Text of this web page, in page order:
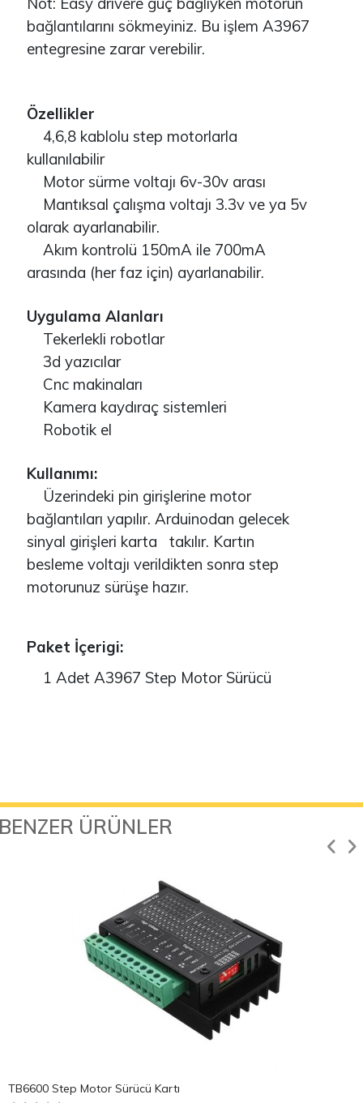
bağlantılarını sökmeyiniz. Bu işlem A3967
entegresine zarar verebilir.
Özellikler
4,6,8 kablolu step motorlarla
kullanılabilir
Motor sürme voltajı 6v-30v arası
Mantıksal çalışma voltajı 3.3v ve ya 5v
olarak ayarlanabilir.
Akım kontrolü 150mA ile 700mA
arasında (her faz için) ayarlanabilir.
Uygulama Alanları
Tekerlekli robotlar
3d yazıcılar
Cnc makinaları
Kamera kaydıraç sistemleri
Robotik el
Kullanımı:
Üzerindeki pin girişlerine motor
bağlantıları yapılır. Arduinodan gelecek
sinyal girişleri karta takılır. Kartın
besleme voltajı verildikten sonra step
motorunuz sürüşe hazır.
Paket İçerigi:
1 Adet A3967 Step Motor Sürücü
ÜRÜNLER
TB6600 Step Motor Sürücü Kartı